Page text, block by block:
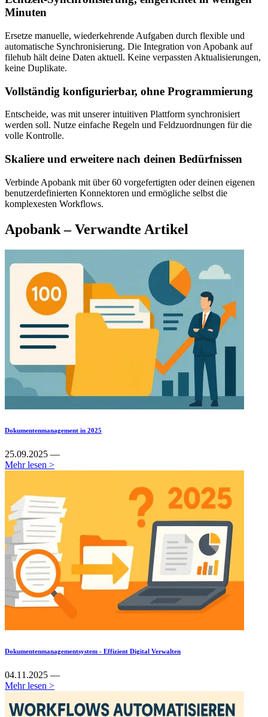
Minuten
Ersetze manuelle, wiederkehrende Aufgaben durch flexible und
automatische Synchronisierung. Die Integration von Apobank auf
filehub hält deine Daten aktuell. Keine verpassten Aktualisierungen,
keine Duplikate.
Vollständig konfigurierbar, ohne Programmierung
Entscheide, was mit unserer intuitiven Plattform synchronisiert
werden soll. Nutze einfache Regeln und Feldzuordnungen für die
volle Kontrolle.
Skaliere und erweitere nach deinen Bedürfnissen
Verbinde Apobank mit über 60 vorgefertigten oder deinen eigenen
benutzerdefinierten Konnektoren und ermögliche selbst die
komplexesten Workflows.
Apobank – Verwandte Artikel
Dokumentenmanagement in 2025
25.09.2025 —
Mehr lesen >
Dokumentenmanagementsystem - Effizient Digital Verwalten
04.11.2025 —
Mehr lesen >